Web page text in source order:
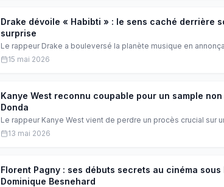
Drake dévoile « Habibti » : le sens caché derrière
surprise
Le rappeur Drake a bouleversé la planète musique en
trois albums à minuit. Le titre de son projet principal, « Habibti
dimension intime et cosmopolite inédite de l'artiste.
15 mai 2026
Kanye West reconnu coupable pour un sample
Donda
Le rappeur Kanye West vient de perdre un procès crucial sur
autorisation lors d'une écoute publique de son album Donda.
marque un tournant important dans la carrière de l’artiste, déjà
13 mai 2026
Florent Pagny : ses débuts secrets au cinéma
Dominique Besnehard